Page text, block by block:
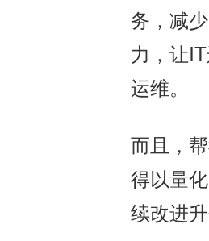
务，减
力，让
运维。
而且，
得以量
续改进